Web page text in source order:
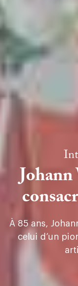
À 85 ans,
celui d’un